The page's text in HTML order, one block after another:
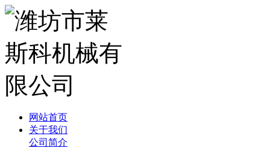
网站首页
关于我们
公司简介